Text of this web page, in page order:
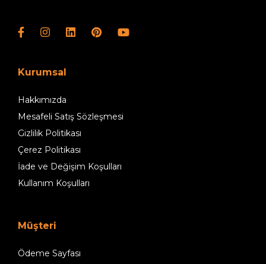
Kurumsal
Hakkımızda
Mesafeli Satış Sözleşmesi
Gizlilik Politikası
Çerez Politikası
İade ve Değişim Koşulları
Kullanım Koşulları
Müşteri
Ödeme Sayfası